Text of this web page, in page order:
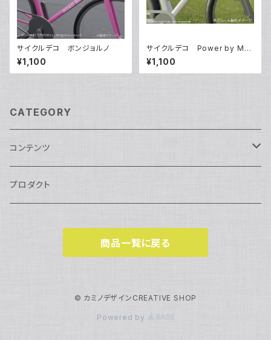
サイクルデコ ボンジョルノ
¥1,100
サイクルデコ Power by MyF
oot【ブラック】
¥1,100
CATEGORY
コンテンツ
サイクルデコ
プロダクト
商品一覧に戻る
© カミノデザインCREATIVE SHOP
Powered by